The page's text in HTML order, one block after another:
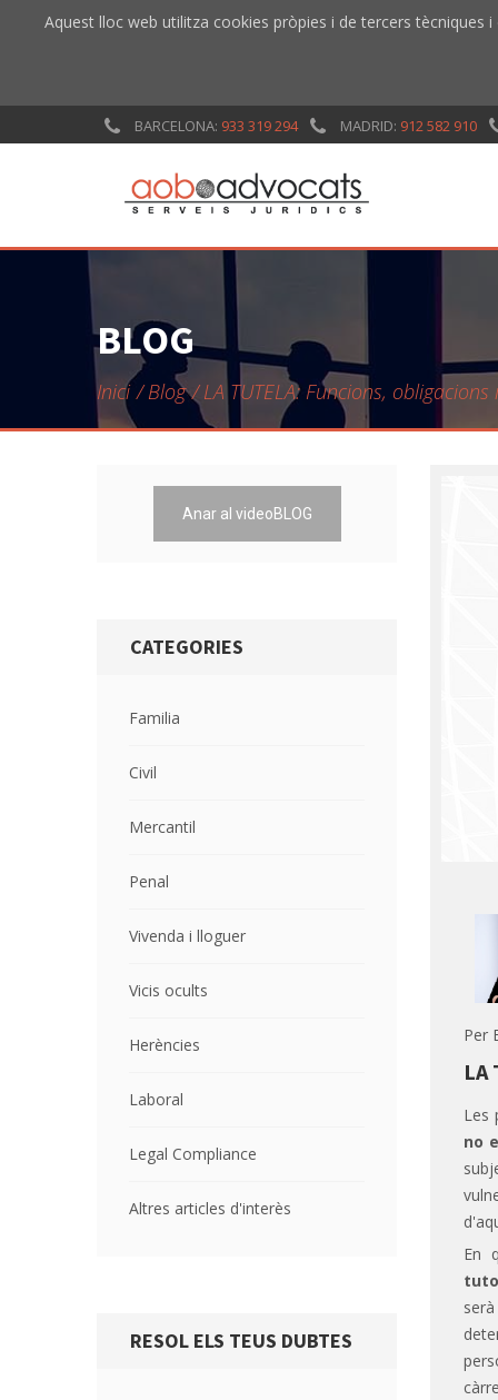
Aquest lloc web utilitza cookies pròpies i de tercers
BARCELONA: 933 319 294 MADRID: 912 582 910
BLOG
Inici Blog LA TUTELA: Funcions,
Per
LA
Les
no
En
Anar al videoBLOG
CATEGORIES
Familia
Civil
Mercantil
Penal
Vivenda i lloguer
Vicis ocults
Herències
Laboral
Legal Compliance
Altres articles d'interès
RESOL ELS TEUS DUBTES